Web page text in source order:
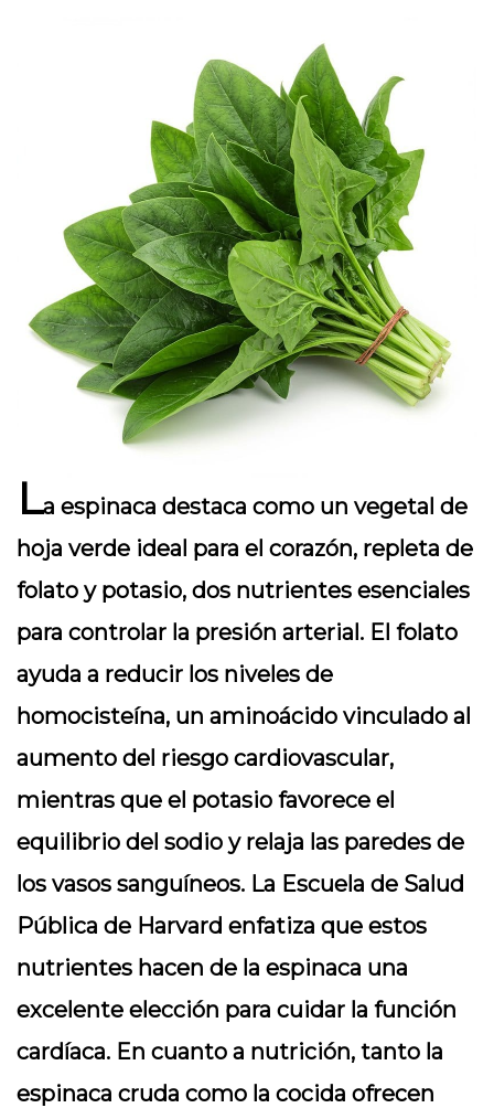
La espinaca destaca como un vegetal de
hoja verde ideal para el corazón, repleta de
folato y potasio, dos nutrientes esenciales
para controlar la presión arterial. El folato
ayuda a reducir los niveles de
homocisteína, un aminoácido vinculado al
aumento del riesgo cardiovascular,
mientras que el potasio favorece el
equilibrio del sodio y relaja las paredes de
los vasos sanguíneos. La Escuela de Salud
Pública de Harvard enfatiza que estos
nutrientes hacen de la espinaca una
excelente elección para cuidar la función
cardíaca. En cuanto a nutrición, tanto la
espinaca cruda como la cocida ofrecen